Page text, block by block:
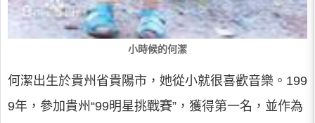
小時候的何潔
何潔出生於貴州省貴陽市，她從小就很喜歡音樂。199
9年，參加貴州“99明星挑戰賽”，獲得第一名，並作為